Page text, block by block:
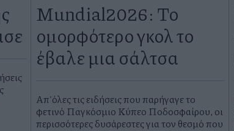
Mundial2026: Το
ομορφότερο γκολ το
έβαλε μια σάλτσα
Απ'όλες τις ειδήσεις που παρήγαγε το
φετινό Παγκόσμιο Κύπελλο Ποδοσφαίρου, οι
περισσότερες δυσάρεστες για τον θεσμό που